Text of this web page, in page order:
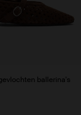
ballerina's